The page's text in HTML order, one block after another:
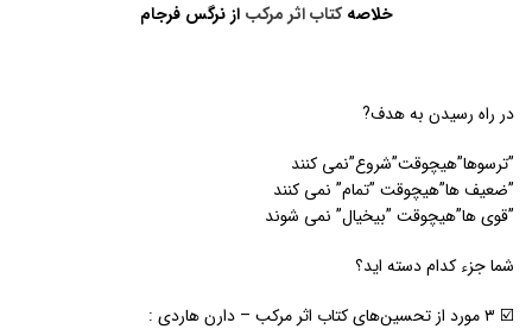
خلاصهکتاب اثر مرکب از نرگس فرجام
در راه رسیدن به هدف?
”ترسوها”هیچوقت”شروع”نمی کنند
”ضعیف ها”هیچوقت ”تمام” نمی کنند
”قوی ها”هیچوقت ”بیخیال” نمی شوند
شما جزء کدام دسته اید؟
☑️ ۳ مورد از تحسین‌های کتاب اثر مرکب – دارن هاردی :